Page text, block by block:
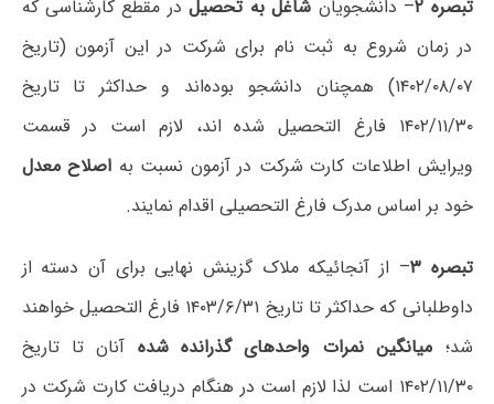
تبصره ۲ – دانشجویان شاغل به تحصیلدر مقطع کارشناسی که
در زمان شروع به ثبت نام برای شرکت در این آزمون (تاریخ
۱۴۰۲/۰۸/۰۷) همچنان دانشجو بوده‌اند و حداکثر تا تاریخ
۱۴۰۲/۱۱/۳۰ فارغ التحصیل شده اند، لازم است در قسمت
ویرایش اطلاعات کارت شرکت در آزمون نسبت به اصلاح معدل
خود بر اساس مدرک فارغ التحصیلی اقدام نمایند.
تبصره ۳ – از آنجائیکه ملاک گزینش نهایی برای آن دسته از
داوطلبانی که حداکثر تا تاریخ ۱۴۰۳/۶/۳۱ فارغ التحصیل خواهند
شد؛ میانگین نمرات واحدهای گذرانده شده آنان تا تاریخ
۱۴۰۲/۱۱/۳۰ است لذا لازم است در هنگام دریافت کارت شرکت در